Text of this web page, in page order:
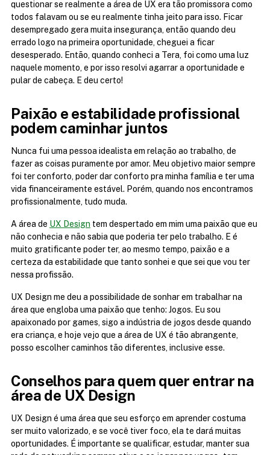
questionar se realmente a área de UX era tão promissora como
todos falavam ou se eu realmente tinha jeito para isso. Ficar
desempregado gera muita insegurança, então quando deu
errado logo na primeira oportunidade, cheguei a ficar
desesperado. Então, quando conheci a Tera, foi como uma luz
naquele momento, e por isso resolvi agarrar a oportunidade e
pular de cabeça. E deu certo!
Paixão e estabilidade profissional
podem caminhar juntos
Nunca fui uma pessoa idealista em relação ao trabalho, de
fazer as coisas puramente por amor. Meu objetivo maior sempre
foi ter conforto, poder dar conforto pra minha família e ter uma
vida financeiramente estável. Porém, quando nos encontramos
profissionalmente, tudo muda.
A área de UX Design tem despertado em mim uma paixão que eu
não conhecia e não sabia que poderia ter pelo trabalho. E é
muito gratificante poder ter, ao mesmo tempo, paixão e a
certeza da estabilidade que tanto sonhei e que sei que vou ter
nessa profissão.
UX Design me deu a possibilidade de sonhar em trabalhar na
área que engloba uma paixão que tenho: Jogos. Eu sou
apaixonado por games, sigo a indústria de jogos desde quando
era criança, e hoje vejo que a área de UX é tão abrangente,
posso escolher caminhos tão diferentes, inclusive esse.
Conselhos para quem quer entrar na
área de UX Design
UX Design é uma área que seu esforço em aprender costuma
ser muito valorizado, e se você tiver foco, ela te dará muitas
oportunidades. É importante se qualificar, estudar, manter sua